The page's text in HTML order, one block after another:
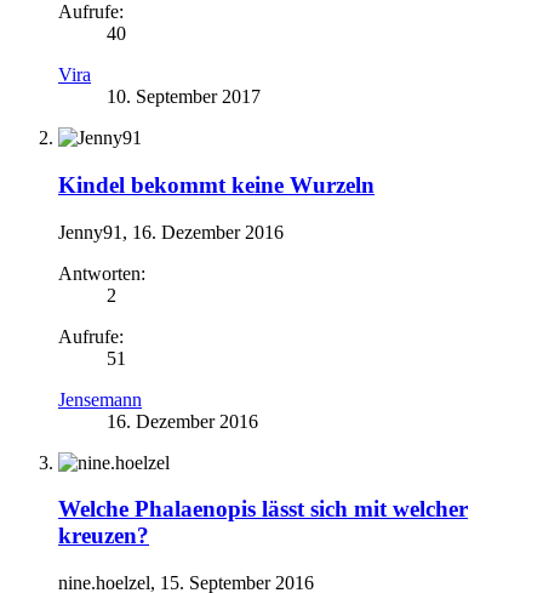
Aufrufe:
40
Vira
10. September 2017
Kindel bekommt keine Wurzeln
Jenny91 , 16. Dezember 2016
Antworten:
2
Aufrufe:
51
Jensemann
16. Dezember 2016
Welche Phalaenopis lässt sich mit welcher
kreuzen?
nine.hoelzel, 15. September 2016